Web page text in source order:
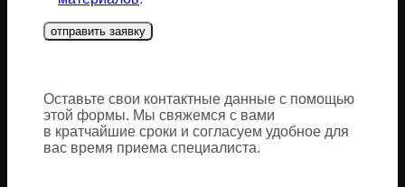
Оставьте свои контактные данные с помощью
этой формы. Мы свяжемся с вами
в кратчайшие сроки и согласуем удобное для
вас время приема специалиста.